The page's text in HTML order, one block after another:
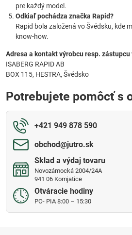
pre každý model.
Odkiaľ pochádza značka Rapid?
Rapid bola založená vo Švédsku, kde
know-how.
Adresa a kontakt výrobcu resp. zástupcu
ISABERG RAPID AB
BOX 115, HESTRA, Švédsko
Potrebujete pomôcť s
+421 949 878 590
obchod​@jutro​.sk
Sklad a výdaj tovaru
Novozámocká 2004/24A
941 06 Komjatice
Otváracie hodiny
PO- PIA 8:00 – 15:30